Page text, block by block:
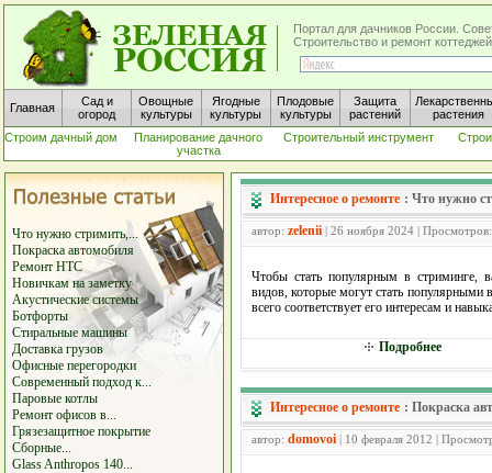
Портал для дачников России.
Строительство и ремонт
Главная
Сад и
огород
Овощные
культуры
Ягодные
культуры
Плодовые
культуры
Защита
растений
растения
Строим дачный дом
Планирование дачного
участка
Строительный инструмент
Что нужно стримить,...
Покраска автомобиля
Ремонт HTC
Новичкам на заметку
Акустические системы
Ботфорты
Стиральные машины
Доставка грузов
Офисные перегородки
Современный подход к...
Паровые котлы
Ремонт офисов в...
Грязезащитное покрытие
Сборные...
Glass Anthropos 140...
Интересное о ремонте : Что нужно
автор: zelenii | 26 ноября 2024 |
Чтобы стать популярным в стриминге,
видов, которые могут стать
всего соответствует его интересам и
Подробнее
Интересное о ремонте : Покраска
автор: domovoi | 10 февраля 2012 |